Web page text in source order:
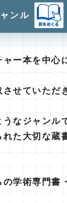
ンル
ー本を中心
せていただ
なジャンル
た大切な蔵
学術専門書